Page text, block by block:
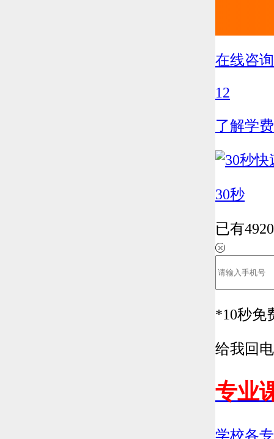
在线咨询
12
了解学费
30秒
已有4920
*10秒免
给我回电
专业
学校各